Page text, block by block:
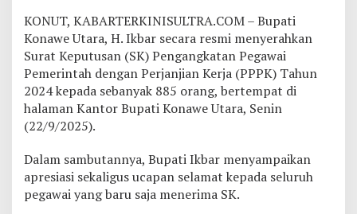
m
a
S
K
,
B
u
i
K
o
KONUT, KABARTERKINISULTRA.COM – Bupati
Konawe Utara, H. Ikbar secara resmi menyerahkan
Surat Keputusan (SK) Pengangkatan Pegawai
Pemerintah dengan Perjanjian Kerja (PPPK) Tahun
2024 kepada sebanyak 885 orang, bertempat di
halaman Kantor Bupati Konawe Utara, Senin
(22/9/2025).
Dalam sambutannya, Bupati Ikbar menyampaikan
apresiasi sekaligus ucapan selamat kepada seluruh
pegawai yang baru saja menerima SK.